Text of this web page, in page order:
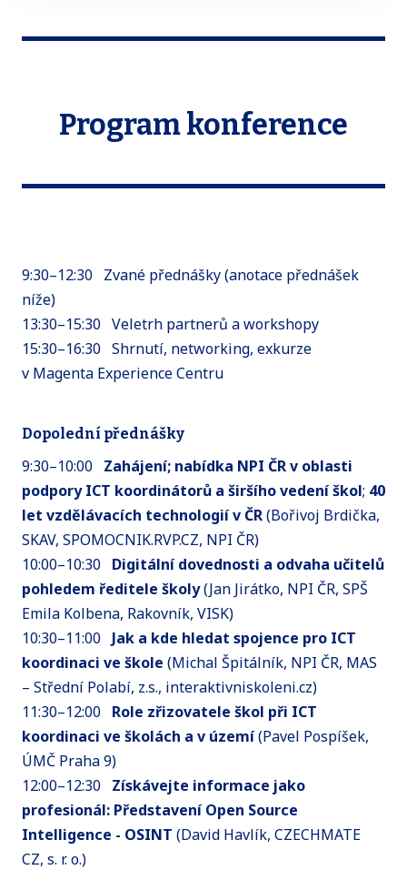
Program konference
9:30–12:30 Zvané přednášky (anotace přednášek
níže)
13:30–15:30 Veletrh partnerů a workshopy
15:30–16:30 Shrnutí, networking, exkurze
v Magenta Experience Centru
Dopolední přednášky
9:30–10:00 Zahájení; nabídka NPI ČR v oblasti
podpory ICT koordinátorů a širšího vedení škol; 40
let vzdělávacích technologií v ČR(Bořivoj Brdička,
SKAV, SPOMOCNIK.RVP.CZ, NPI ČR)
10:00–10:30 Digitální dovednosti a odvaha učitelů
pohledem ředitele školy(Jan Jirátko, NPI ČR, SPŠ
Emila Kolbena, Rakovník, VISK)
10:30–11:00 Jak a kde hledat spojence pro ICT
koordinaci ve škole (Michal Špitálník, NPI ČR, MAS
– Střední Polabí, z.s., interaktivniskoleni.cz)
11:30–12:00 Role zřizovatele škol při ICT
koordinaci ve školách a v území(Pavel Pospíšek,
ÚMČ Praha 9)
12:00–12:30 Získávejte informace jako
profesionál: Představení Open Source
Intelligence - OSINT (David Havlík, CZECHMATE
CZ, s. r. o.)